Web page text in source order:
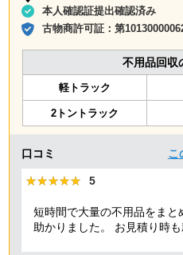
本人確認証提出確認済み
古物商許可証：第
不用品回収
軽トラック
2トントラック
口コミ こ
★★★★★
★★★★★ 5
短時間で大量の不用品をまと
助かりました。 お見積り時
業を担当してくれた方たち